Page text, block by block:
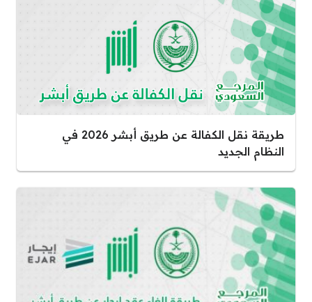
طريقة نقل الكفالة عن طريق أبشر 2026 في
النظام الجديد